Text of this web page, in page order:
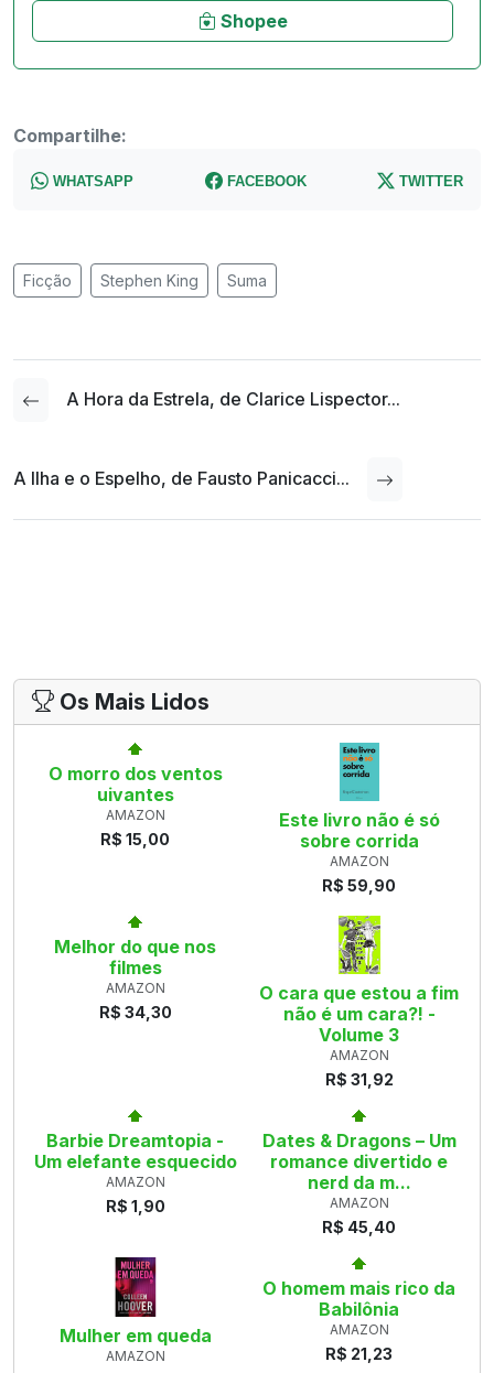
Shopee
Compartilhe:
WHATSAPP FACEBOOK TWITTER
Ficção Stephen King Suma
A Hora da Estrela, de Clarice Lispector...
A Ilha e o Espelho, de Fausto Panicacci...
Os Mais Lidos
O morro dos ventos
uivantes
AMAZON
R$ 15,00
Este livro não é só
sobre corrida
AMAZON
R$ 59,90
Melhor do que nos
filmes
AMAZON
R$ 34,30
O cara que estou a fim
não é um cara?! -
Volume 3
AMAZON
R$ 31,92
Barbie Dreamtopia -
Um elefante esquecido
AMAZON
R$ 1,90
Dates & Dragons – Um
romance divertido e
nerd da m...
AMAZON
R$ 45,40
Mulher em queda
AMAZON
O homem mais rico da
Babilônia
AMAZON
R$ 21,23